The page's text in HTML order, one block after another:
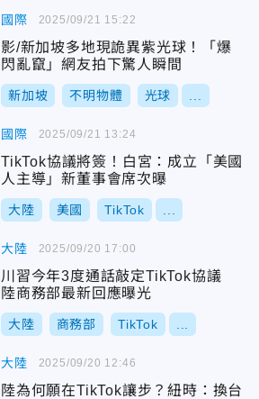
國際
影/新加坡多地現詭異紫光球！「爆
閃亂竄」網友拍下驚人瞬間
新加坡 不明物體 光球
2025/09/21 15:22
國際
TikTok協議將簽！白宮：成立「美國
人主導」新董事會席次曝
大陸 美國 TikTok
2025/09/21 13:24
大陸
川習今年3度通話敲定TikTok協議
陸商務部最新回應曝光
大陸 商務部 TikTok
2025/09/20 17:00
大陸
陸為何願在TikTok讓步？紐時：換台
2025/09/20 12:46